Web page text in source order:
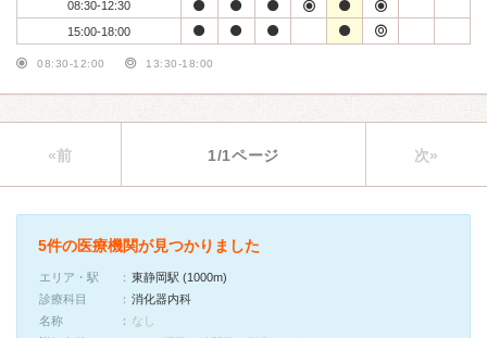
08:30-12:30
15:00-18:00
08:30-12:00 13:30-18:00
«前 1/1ページ 次»
5件の医療機関が見つかりました
エリア・駅
東静岡駅 (1000m)
診療科目
消化器内科
名称
なし